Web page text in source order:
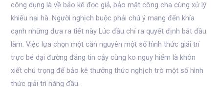
công dụng là về bảo kê đọc giả, bảo mật công cha cùng xử lý
khiếu nại hà. Người nghịch buộc phải chú ý mang đến khía
cạnh những đưa ra tiết này Lúc đầu chỉ ra quyết định bắt đầu
làm. Việc lựa chọn một căn nguyên một số hình thức giải trí
trực bé dại đường đáng tin cậy cùng ko nguy hiểm là khôn
xiết chú trọng để bảo kê thưởng thức nghịch trò một số hình
thức giải trí hàng đầu.